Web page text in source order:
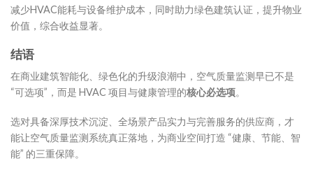
减少HVAC能耗与设备维护成本，同时助力绿色建筑认证，提升物业
价值，综合收益显著。
结语
在商业建筑智能化、绿色化的升级浪潮中，空气质量监测早已不是
“可选项”，而是 HVAC 项目与健康管理的核心必选项。
选对具备深厚技术沉淀、全场景产品实力与完善服务的供应商，才
能让空气质量监测系统真正落地，为商业空间打造 “健康、节能、智
能” 的三重保障。